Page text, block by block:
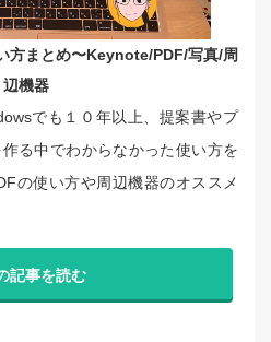
方まとめ〜Keynote/PDF/写真/周
辺機器
でも１０年以上、提案書やプ
る中でわからなかった使い方を
の使い方や周辺機器のオススメ
記事を読む